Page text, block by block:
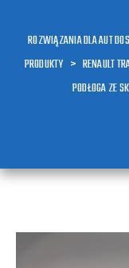
ROZWIĄZANIA DLA AUT
PRODUKTY > RENAULT
PODŁOGA ZE